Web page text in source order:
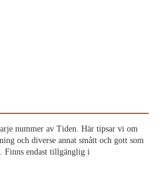
nummer av Tiden. Här tipsar vi om
och diverse annat smått och gott som
Finns endast tillgänglig i